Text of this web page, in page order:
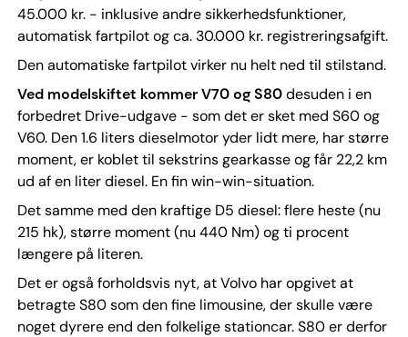
45.000 kr. - inklusive andre sikkerhedsfunktioner,
automatisk fartpilot og ca. 30.000 kr. registreringsafgift.
Den automatiske fartpilot virker nu helt ned til stilstand.
Ved modelskiftet kommer V70 og S80desuden i en
forbedret Drive-udgave - som det er sket med S60 og
V60. Den 1.6 liters dieselmotor yder lidt mere, har større
moment, er koblet til sekstrins gearkasse og får 22,2 km
ud af en liter diesel. En fin win-win-situation.
Det samme med den kraftige D5 diesel: flere heste (nu
215 hk), større moment (nu 440 Nm) og ti procent
længere på literen.
Det er også forholdsvis nyt, at Volvo har opgivet at
betragte S80 som den fine limousine, der skulle være
noget dyrere end den folkelige stationcar. S80 er derfor